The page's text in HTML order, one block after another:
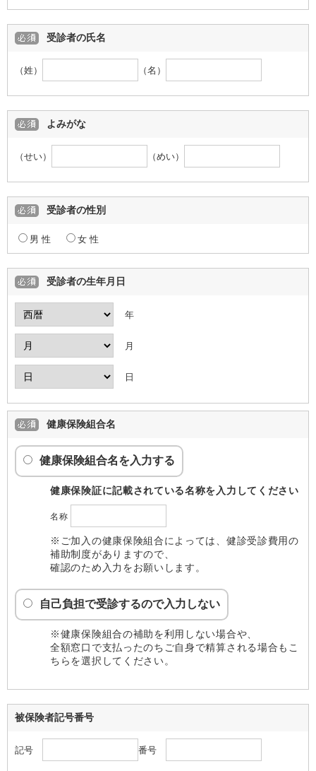
受診者の氏名
（姓） （名）
よみがな
（せい） （めい）
受診者の性別
男 性 女 性
受診者の生年月日
年
月
日
健康保険組合名
健康保険組合名を入力する
健康保険証に記載されている名称を入力してください
名称
※ご加入の健康保険組合によっては、健診受診費用の
補助制度がありますので、
確認のため入力をお願いします。
自己負担で受診するので入力しない
※健康保険組合の補助を利用しない場合や、
全額窓口で支払ったのちご自身で精算される場合もこ
ちらを選択してください。
被保険者記号番号
記号 番号